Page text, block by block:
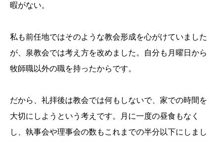
暇がない。
私も前任地ではそのような教会形成を心がけていました
が、泉教会では考え方を改めました。自分も月曜日から
牧師職以外の職を持ったからです。
だから、礼拝後は教会では何もしないで、家での時間を
大切にしようという考えです。月に一度の昼食もなく
し、執事会や理事会の数もこれまでの半分以下にしまし